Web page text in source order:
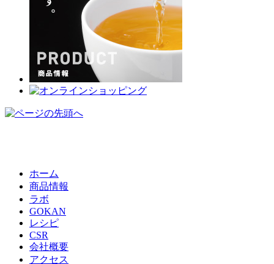
ホーム
商品情報
ラボ
GOKAN
レシピ
CSR
会社概要
アクセス